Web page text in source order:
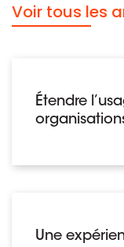
Voir tous les
Étendre
Une